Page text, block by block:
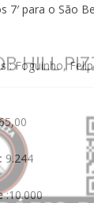
7′ para o São
: Foguinho,
9.244
:10.000